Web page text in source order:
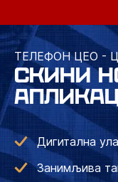
ТЕЛЕФОН ЦЕО -
СКИНИ
Дигитална
Занимљива